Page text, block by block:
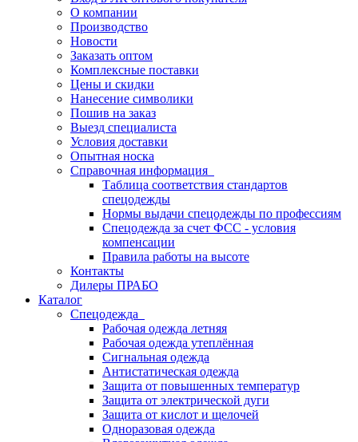
О компании
Производство
Новости
Заказать оптом
Комплексные поставки
Цены и скидки
Нанесение символики
Пошив на заказ
Выезд специалиста
Условия доставки
Опытная носка
Справочная информация
Таблица соответствия стандартов
спецодежды
Нормы выдачи спецодежды по профессиям
Спецодежда за счет ФСС - условия
компенсации
Правила работы на высоте
Контакты
Дилеры ПРАБО
Каталог
Спецодежда
Рабочая одежда летняя
Рабочая одежда утеплённая
Сигнальная одежда
Антистатическая одежда
Защита от повышенных температур
Защита от электрической дуги
Защита от кислот и щелочей
Одноразовая одежда